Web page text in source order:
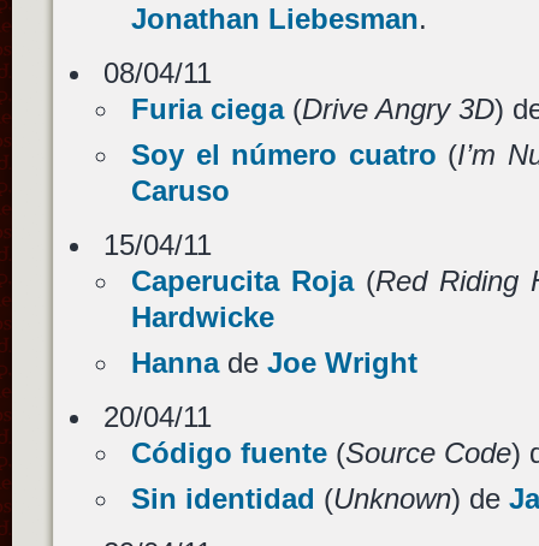
Jonathan Liebesman.
08/04/11
Furia ciega(Drive Angry 3D)
Soy el número cuatro (I’m
Caruso
15/04/11
Caperucita Roja(Red Riding
Hardwicke
Hannade Joe Wright
20/04/11
Código fuente(Source Code)
Sin identidad (Unknown) de